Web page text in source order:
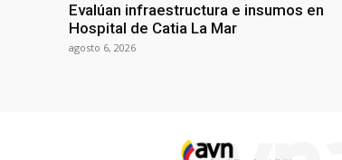
Evalúan infraestructura e insumos en
Hospital de Catia La Mar
agosto 6, 2026